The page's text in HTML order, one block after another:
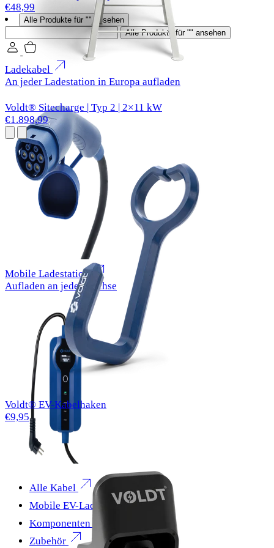
€48,99
Alle Produkte für "" ansehen
Alle Produkte für "" ansehen
Ladekabel
An jeder Ladestation in Europa aufladen
Mobile Ladestation
Aufladen an jeder Buchse
Alle Kabel
Mobile EV-Ladegeräte
Komponenten
Zubehör
Voldt® Sitecharge | Typ 2 | 2×11 kW
€1.898,99
Voldt® EV-Kabelhaken
€9,95